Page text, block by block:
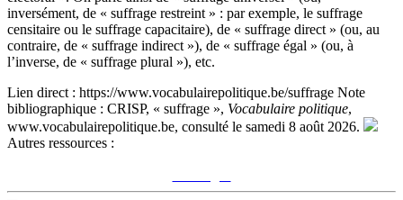
inversément, de « suffrage restreint » : par exemple, le suffrage
censitaire ou le suffrage capacitaire), de « suffrage direct » (ou, au
contraire, de « suffrage indirect »), de « suffrage égal » (ou, à
l’inverse, de « suffrage plural »), etc.
Lien direct : https://www.vocabulairepolitique.be/suffrage Note
bibliographique : CRISP, « suffrage », Vocabulaire politique,
www.vocabulairepolitique.be, consulté le samedi 8 août 2026.
Autres ressources :